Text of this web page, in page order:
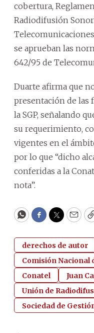
cobertura,
Radiodifusión
se aprueban las
642/95 de
Duarte afirma que
presentación de las
la SGP, señalando
su requerimiento,
vigentes en el
por lo que “dicho
conferidas a la
nota”.
WhatsApp
Facebook
Twitter
derechos de autor
Comisión Nacional
Conatel
Juan
Unión de
Sociedad de